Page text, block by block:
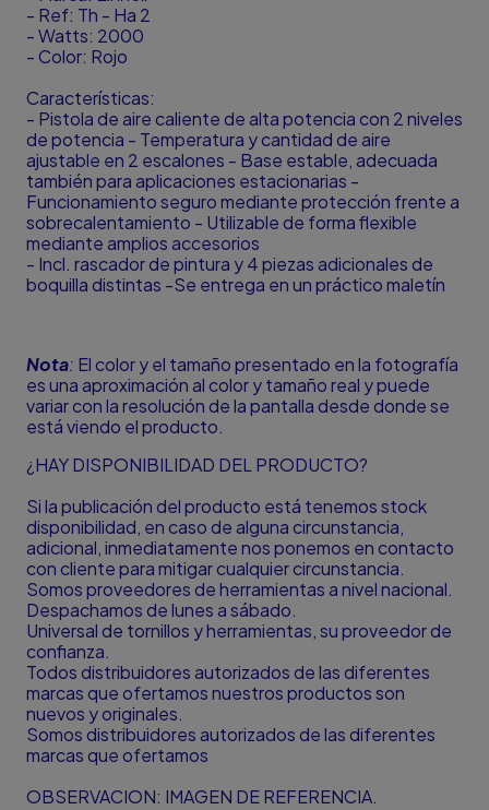
- Ref: Th - Ha 2
- Watts: 2000
- Color: Rojo
Características:
- Pistola de aire caliente de alta potencia con 2 niveles
de potencia - Temperatura y cantidad de aire
ajustable en 2 escalones - Base estable, adecuada
también para aplicaciones estacionarias -
Funcionamiento seguro mediante protección frente a
sobrecalentamiento - Utilizable de forma flexible
mediante amplios accesorios
- Incl. rascador de pintura y 4 piezas adicionales de
boquilla distintas -Se entrega en un práctico maletín
Nota: El color y el tamaño presentado en la fotografía
es una aproximación al color y tamaño real y puede
variar con la resolución de la pantalla desde donde se
está viendo el producto.
¿HAY DISPONIBILIDAD DEL PRODUCTO?
Si la publicación del producto está tenemos stock
disponibilidad, en caso de alguna circunstancia,
adicional, inmediatamente nos ponemos en contacto
con cliente para mitigar cualquier circunstancia.
Somos proveedores de herramientas a nivel nacional.
Despachamos de lunes a sábado.
Universal de tornillos y herramientas, su proveedor de
confianza.
Todos distribuidores autorizados de las diferentes
marcas que ofertamos nuestros productos son
nuevos y originales.
Somos distribuidores autorizados de las diferentes
marcas que ofertamos
OBSERVACION: IMAGEN DE REFERENCIA.